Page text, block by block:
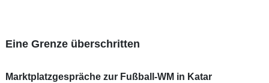
Eine Grenze überschritten
Marktplatzgespräche zur Fußball-WM in Katar